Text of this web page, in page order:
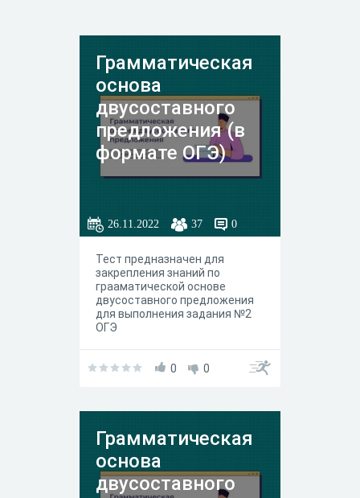
Грамматическая
основа
двусоставного
предложения (в
формате ОГЭ)
26.11.2022 37 0
Тест предназначен для
закрепления знаний по
грааматической основе
двусоставного предложения
для выполнения задания №2
ОГЭ
0 0
Грамматическая
основа
двусоставного